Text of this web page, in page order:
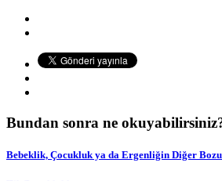
Bundan sonra ne
Bebeklik, Çocukluk ya da Ergenliğin Diğer